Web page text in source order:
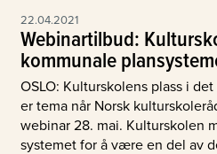
22.04.2021
Webinartilbud:
kommunale
OSLO: Kulturskolens plass i
er tema når Norsk
webinar 28. mai. Kulturskolen
systemet for å være en del av